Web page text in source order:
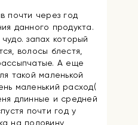
почти через год
данного продукта.
запах который
волосы блестя,
А еще
такой маленькой
маленький расход(
длинные и средней
почти год у
на половину